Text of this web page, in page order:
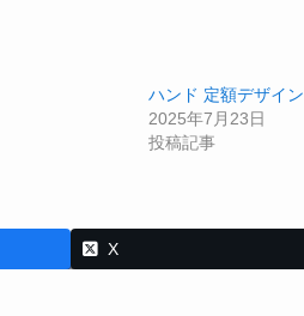
ハンド 定額デザイン
2025年7月23日
投稿記事
X